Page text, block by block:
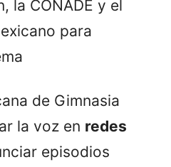
la CONADE y el
para
de Gimnasia
la voz en redes
episodios